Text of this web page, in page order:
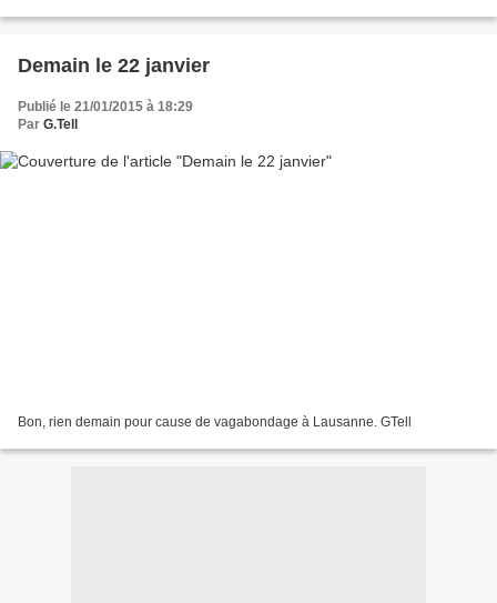
Demain le 22 janvier
Publié le 21/01/2015 à 18:29
Par G.Tell
Bon, rien demain pour cause de vagabondage à Lausanne. GTell